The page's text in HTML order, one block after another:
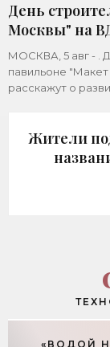
День
Москвы" на
МОСКВА, 5 авг - .
павильоне
расскажут о
Жители
«ВОДОЙ